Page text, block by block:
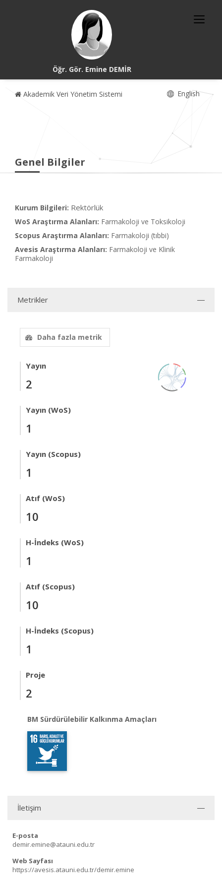
Öğr. Gör. Emine DEMİR
Akademik Veri Yönetim Sistemi English
Genel Bilgiler
Kurum Bilgileri: Rektörlük
WoS Araştırma Alanları: Farmakoloji ve Toksikoloji
Scopus Araştırma Alanları: Farmakoloji (tıbbi)
Avesis Araştırma Alanları: Farmakoloji ve Klinik
Farmakoloji
Metrikler
Daha fazla metrik
Yayın
2
Yayın (WoS)
1
Yayın (Scopus)
1
Atıf (WoS)
10
H-İndeks (WoS)
1
Atıf (Scopus)
10
H-İndeks (Scopus)
1
Proje
2
BM Sürdürülebilir Kalkınma Amaçları
İletişim
E-posta
demir.emine@atauni.edu.tr
Web Sayfası
https://avesis.atauni.edu.tr/demir.emine